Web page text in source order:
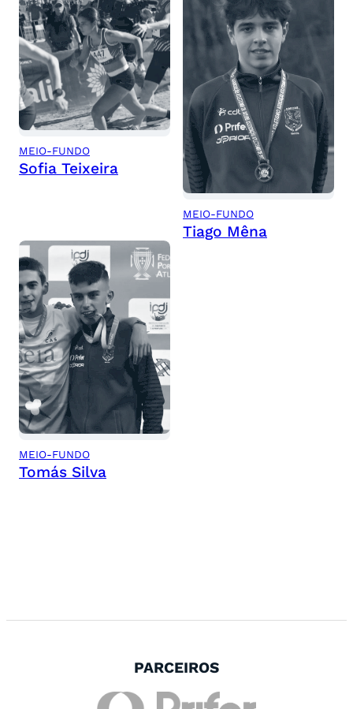
MEIO-FUNDO
Sofia Teixeira
MEIO-FUNDO
Tiago Mêna
MEIO-FUNDO
Tomás Silva
PARCEIROS